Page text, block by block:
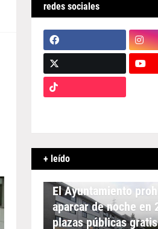
redes sociales
+ leído
APARCAMIENTO
El Ayuntamiento
aparcar de noche en
plazas públicas